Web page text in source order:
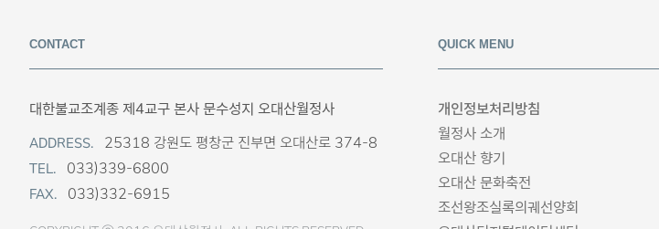
CONTACT
대한불교조계종 제4교구 본사 문수성지 오대산월정사
ADDRESS. 25318 강원도 평창군 진부면 오대산로 374-8
TEL. 033)339-6800
FAX. 033)332-6915
QUICK MENU
개인정보처리방침
월정사 소개
오대산 향기
오대산 문화축전
조선왕조실록의궤선양회